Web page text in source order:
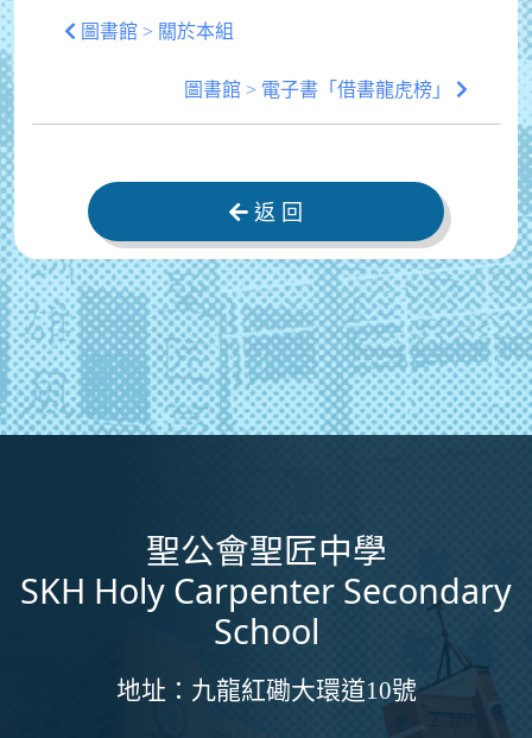
圖書館 > 關於本組
圖書館 > 電子書「借書龍虎榜」
返 回
聖公會聖匠中學
SKH Holy Carpenter Secondary
School
地址： 九龍紅磡大環道10號